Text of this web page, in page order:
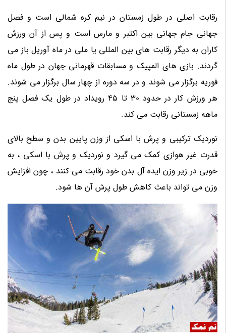
رقابت اصلی در طول زمستان در نیم کره شمالی است و فصل
جهانی جام جهانی بین اکتبر و مارس است و پس از آن ورزش
کاران به دیگر رقابت های بین المللی یا ملی در ماه آوریل باز می
گردند. بازی های المپیک و مسابقات قهرمانی جهان در طول ماه
فوریه برگزار می شوند و در سه دوره از چهار سال برگزار می شوند.
هر ورزش کار در حدود 30 تا 45 رویداد در طول یک فصل پنج
ماهه زمستانی رقابت می کند.
نوردیک ترکیبی و پرش با اسکی از وزن پایین بدن و سطح بالای
قدرت غیر هوازی کمک می گیرد و نوردیک و پرش با اسکی ، به
خوبی در زیر وزن ایده آل بدن خود رقابت می کنند ، چون افزایش
وزن می تواند باعث کاهش طول پرش آن ها شود.